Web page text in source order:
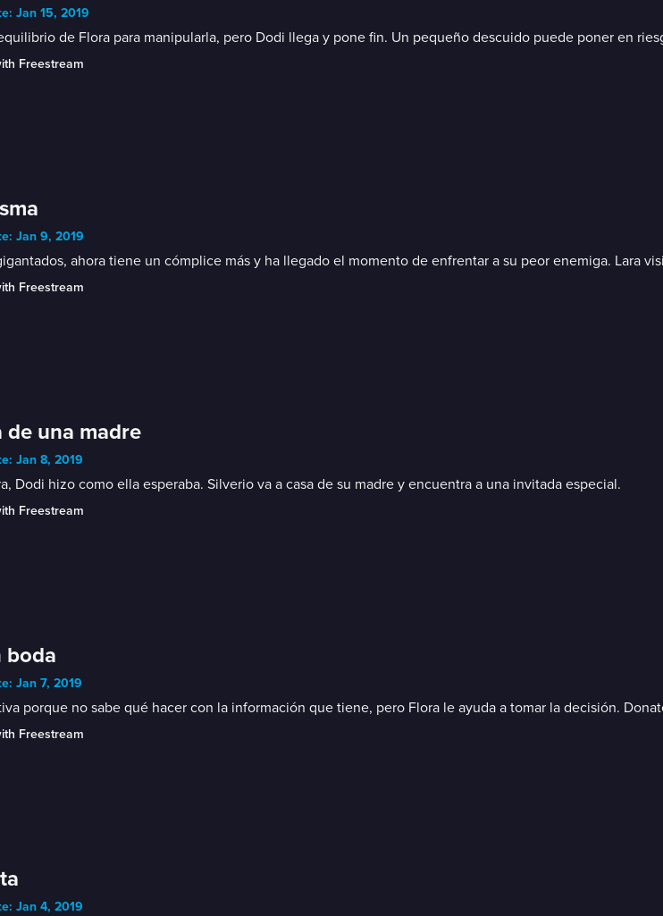
Jan 15, 2019
de Flora para manipularla, pero Dodi llega y pone fin. Un pequeño descuido puede poner en
Freestream
Jan 9, 2019
ahora tiene un cómplice más y ha llegado el momento de enfrentar a su peor enemiga. Lara
Freestream
de una madre
Jan 8, 2019
Dodi hizo como ella esperaba. Silverio va a casa de su madre y encuentra a una invitada especial.
Freestream
boda
Jan 7, 2019
porque no sabe qué hacer con la información que tiene, pero Flora le ayuda a tomar la decisión.
Freestream
Jan 4, 2019